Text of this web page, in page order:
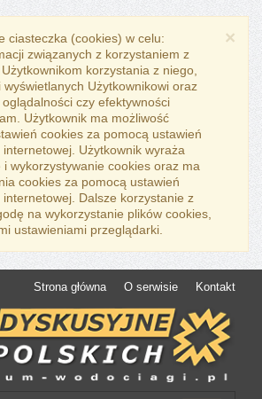
×
ciasteczka (cookies) w celu:
związanych z korzystaniem z
korzystania z niego,
Użytkownikowi oraz
czy efektywności
Użytkownik ma możliwość
cookies za pomocą ustawień
Użytkownik wyraża
wykorzystywanie cookies oraz ma
cookies za pomocą ustawień
Dalsze korzystanie z
na wykorzystanie plików cookies,
ustawieniami przeglądarki.
Strona główna O serwisie Kontakt